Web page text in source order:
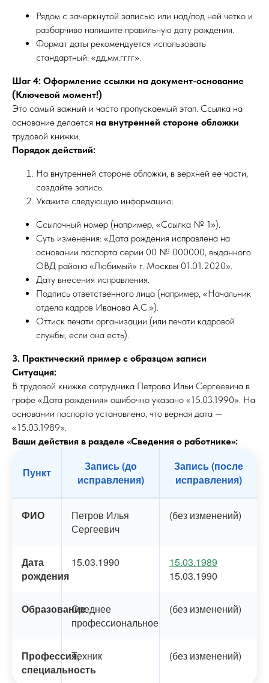
Рядом с зачеркнутой записью или над/под ней четко и
разборчиво напишите правильную дату рождения.
Формат даты рекомендуется использовать
стандартный: «дд.мм.гггг».
Шаг 4: Оформление ссылки на документ-основание
(Ключевой момент!)
Это самый важный и часто пропускаемый этап. Ссылка на
основание делается на внутренней стороне обложки
трудовой книжки.
Порядок действий:
На внутренней стороне обложки, в верхней ее части,
создайте запись.
Укажите следующую информацию:
Ссылочный номер (например, «Ссылка № 1»).
Суть изменения: «Дата рождения исправлена на
основании паспорта серии 00 № 000000, выданного
ОВД района «Любимый» г. Москвы 01.01.2020».
Дату внесения исправления.
Подпись ответственного лица (например, «Начальник
отдела кадров Иванова А.С.»).
Оттиск печати организации (или печати кадровой
службы, если она есть).
3. Практический пример с образцом записи
Ситуация:
В трудовой книжке сотрудника Петрова Ильи Сергеевича в
графе «Дата рождения» ошибочно указано «15.03.1990». На
основании паспорта установлено, что верная дата —
«15.03.1989».
Ваши действия в разделе «Сведения о работнике»:
Пункт
Запись (до
исправления)
Запись (после
исправления)
ФИО
Петров Илья
Сергеевич
(без изменений)
Дата
рождения
15.03.1990
15.03.1989
15.03.1990
ОбразованиеСреднее
профессиональное
(без изменений)
Профессия,
специальность
Техник (без изменений)